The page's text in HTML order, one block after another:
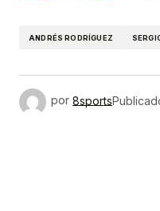
ANDRÉS RODRÍGUEZ
por 8sports